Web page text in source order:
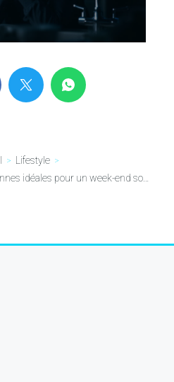
Lifestyle